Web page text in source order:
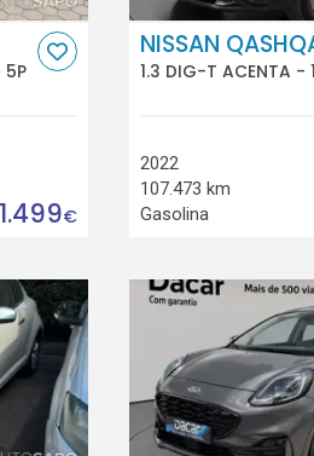
5P
€
NISSAN
1.3 DIG-T ACENTA -
2022
107.473 km
Gasolina